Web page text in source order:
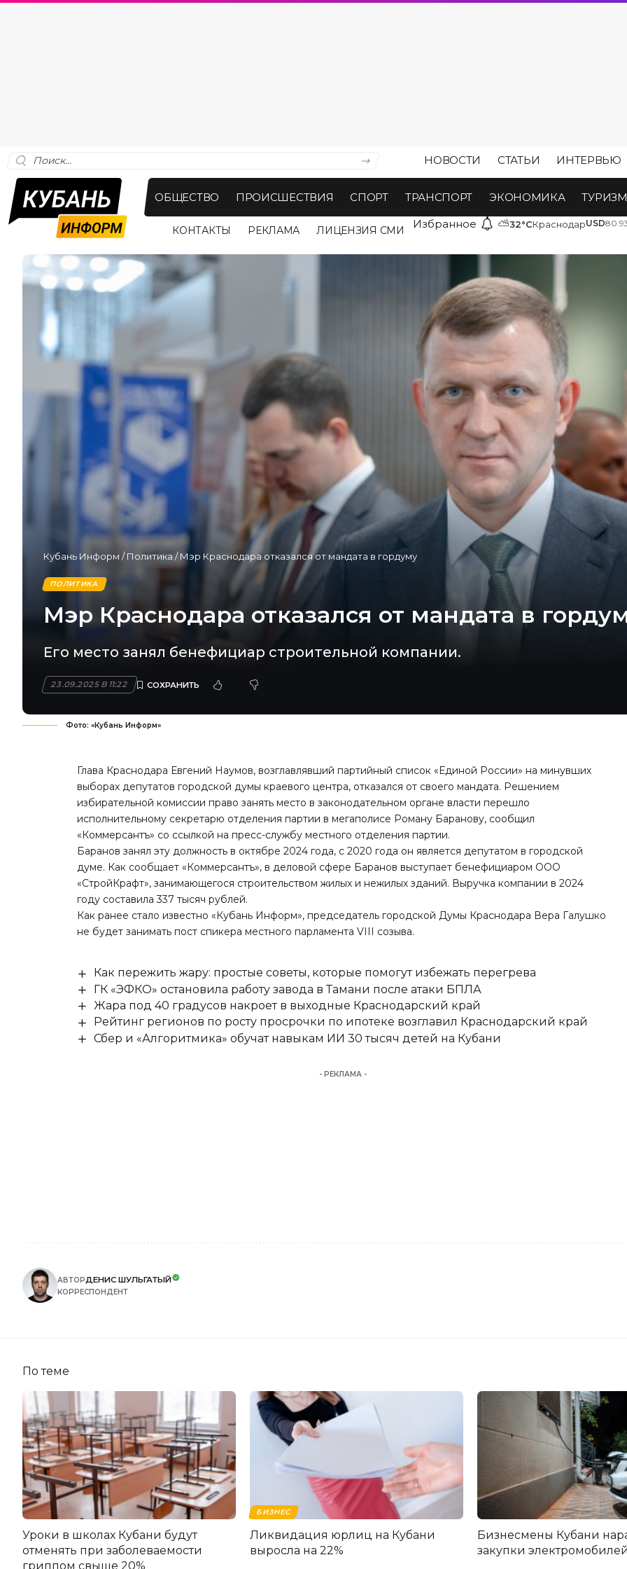
НОВОСТИ СТАТЬИ ИНТЕРВЬЮ
ОБЩЕСТВО ПРОИСШЕСТВИЯ СПОРТ ТРАНСПОРТ ЭКОНОМИКА ТУРИЗМ
КОНТАКТЫ РЕКЛАМА ЛИЦЕНЗИЯ СМИ Избранное ⛅32°CКраснодарUSD
Кубань Информ /Политика /Мэр Краснодара отказался от мандата в гордуму
ПОЛИТИКА
Мэр Краснодара отказался от мандата в
Его место занял бенефициар строительной компании.
23.09.2025 В 11:22
Фото: «Кубань Информ»
Глава Краснодара Евгений Наумов, возглавлявший партийный список «Единой России» на минувших
выборах депутатов городской думы краевого центра, отказался от своего мандата. Решением
избирательной комиссии право занять место в законодательном органе власти перешло
исполнительному секретарю отделения партии в мегаполисе Роману Баранову, сообщил
«Коммерсантъ» со ссылкой на пресс-службу местного отделения партии.
Баранов занял эту должность в октябре 2024 года, с 2020 года он является депутатом в городской
думе. Как сообщает «Коммерсантъ», в деловой сфере Баранов выступает бенефициаром ООО
«СтройКрафт», занимающегося строительством жилых и нежилых зданий. Выручка компании в 2024
году составила 337 тысяч рублей.
Как ранее стало известно «Кубань Информ», председатель городской Думы Краснодара Вера Галушко
не будет занимать пост спикера местного парламента VIII созыва.
Как пережить жару: простые советы, которые помогут избежать перегрева
ГК «ЭФКО» остановила работу завода в Тамани после атаки БПЛА
Жара под 40 градусов накроет в выходные Краснодарский край
Рейтинг регионов по росту просрочки по ипотеке возглавил Краснодарский край
Сбер и «Алгоритмика» обучат навыкам ИИ 30 тысяч детей на Кубани
- РЕКЛАМА -
АВТОРДЕНИС ШУЛЬГАТЫЙ
КОРРЕСПОНДЕНТ
По теме
Уроки в школах Кубани будут
отменять при заболеваемости
гриппом свыше 20%
БИЗНЕС
Ликвидация юрлиц на Кубани
выросла на 22%
Бизнесмены Кубани
закупки